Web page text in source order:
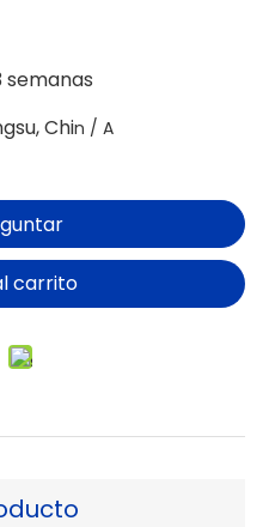
semanas
Chin / A
carrito